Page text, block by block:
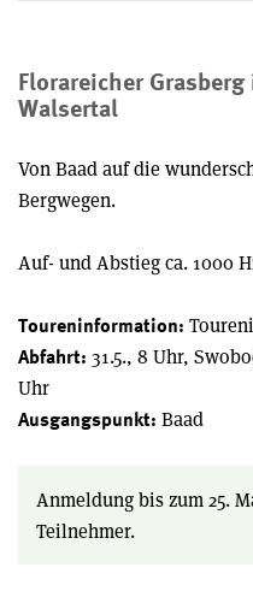
Florareicher
Walsertal
Von Baad auf die
Bergwegen.
Auf- und Abstieg ca. 1000
Toureninformation:
Abfahrt: 31.5., 8 Uhr,
Uhr
Ausgangspunkt: Baad
Anmeldung bis zum 25.
Teilnehmer.